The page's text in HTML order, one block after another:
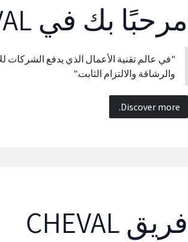
مرحبًا بك في
"في عالم تقنية الأعمال الذي يدفع الشركات
والرشاقة والالتزام الثابت."
Discover more.
فريق CHEVAL